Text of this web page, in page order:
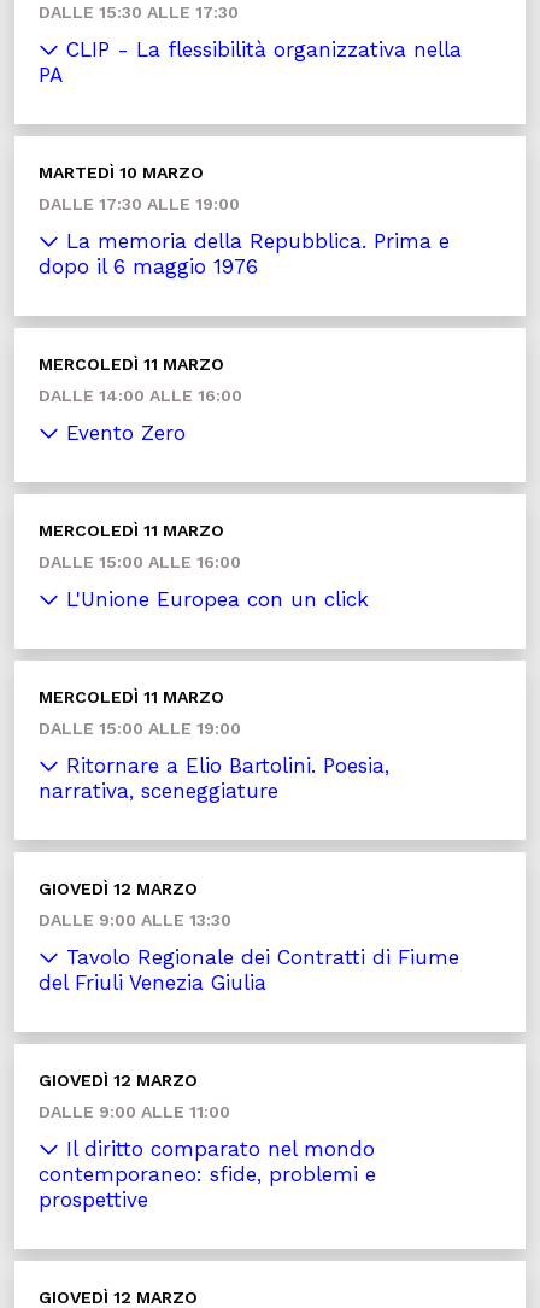
DALLE 15:30 ALLE 17:30
CLIP - La flessibilità organizzativa nella
PA
MARTEDÌ 10 MARZO
DALLE 17:30 ALLE 19:00
La memoria della Repubblica. Prima e
dopo il 6 maggio 1976
MERCOLEDÌ 11 MARZO
DALLE 14:00 ALLE 16:00
Evento Zero
MERCOLEDÌ 11 MARZO
DALLE 15:00 ALLE 16:00
L'Unione Europea con un click
MERCOLEDÌ 11 MARZO
DALLE 15:00 ALLE 19:00
Ritornare a Elio Bartolini. Poesia,
narrativa, sceneggiature
GIOVEDÌ 12 MARZO
DALLE 9:00 ALLE 13:30
Tavolo Regionale dei Contratti di Fiume
del Friuli Venezia Giulia
GIOVEDÌ 12 MARZO
DALLE 9:00 ALLE 11:00
Il diritto comparato nel mondo
contemporaneo: sfide, problemi e
prospettive
GIOVEDÌ 12 MARZO